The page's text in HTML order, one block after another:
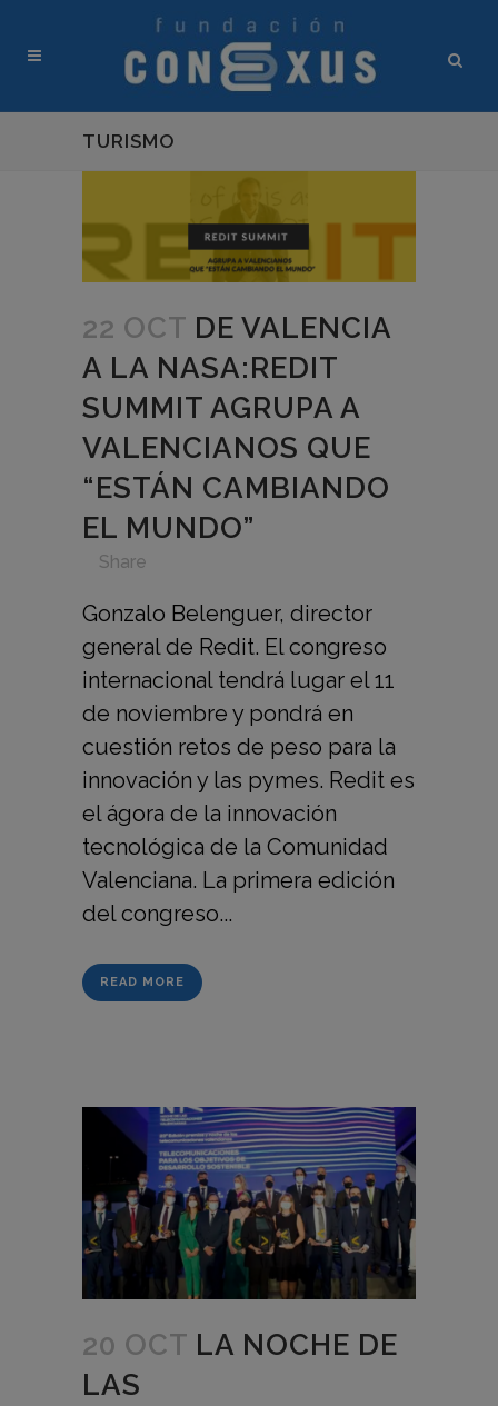
TURISMO
22 OCT DE VALENCIA
A LA NASA:REDIT
SUMMIT AGRUPA A
VALENCIANOS QUE
“ESTÁN CAMBIANDO
EL MUNDO”
Share
Gonzalo Belenguer, director
general de Redit. El congreso
internacional tendrá lugar el 11
de noviembre y pondrá en
cuestión retos de peso para la
innovación y las pymes. Redit es
el ágora de la innovación
tecnológica de la Comunidad
Valenciana. La primera edición
del congreso...
READ MORE
20 OCT LA NOCHE DE
LAS